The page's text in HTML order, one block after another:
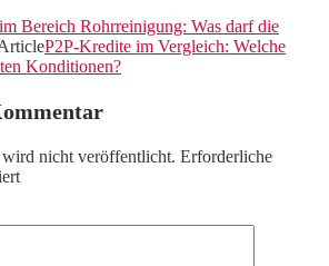
Bereich Rohrreinigung: Was darf die
P2P-Kredite im Vergleich: Welche
Konditionen?
nicht veröffentlicht. Erforderliche